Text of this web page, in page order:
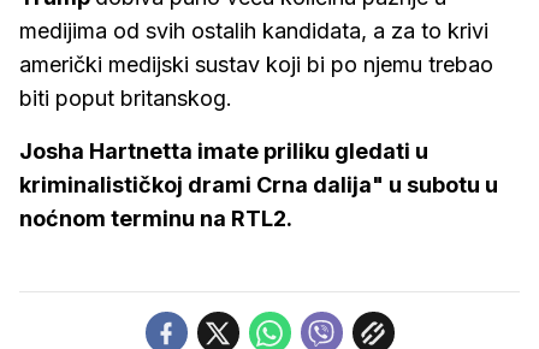
medijima od svih ostalih kandidata, a za to krivi
američki medijski sustav koji bi po njemu trebao
biti poput britanskog.
Josha Hartnetta imate priliku gledati u
kriminalističkoj drami Crna dalija" u subotu u
noćnom terminu na RTL2.